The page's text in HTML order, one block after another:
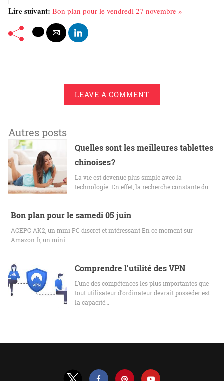
Lire suivant: Bon plan pour le vendredi 27 novembre »
LEAVE A COMMENT
Autres posts
Quelles sont les meilleures tablettes
chinoises ?
La vie est devenue plus simple avec la
technologie. En effet, la recherche constante du…
Bon plan pour le samedi 05 juin
ACEPC AK2, un mini PC discret et intéressant En ce moment sur
Amazon.fr, un mini…
Comprendre l’utilité des VPN
L’une des compétences les plus importantes que
tout utilisateur d’ordinateur devrait posséder est
la capacité…